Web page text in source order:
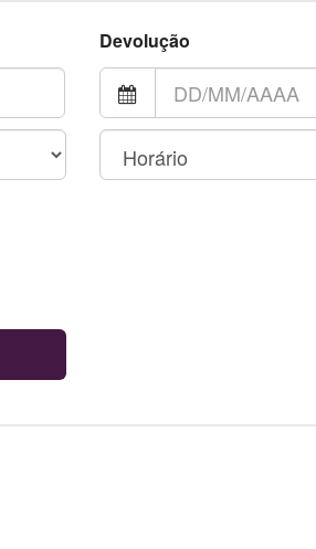
Devolução